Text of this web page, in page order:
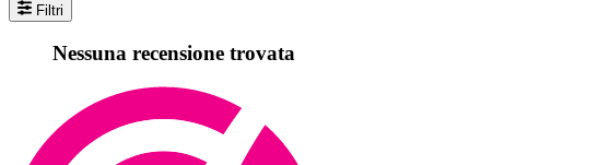
Filtri
Nessuna recensione trovata